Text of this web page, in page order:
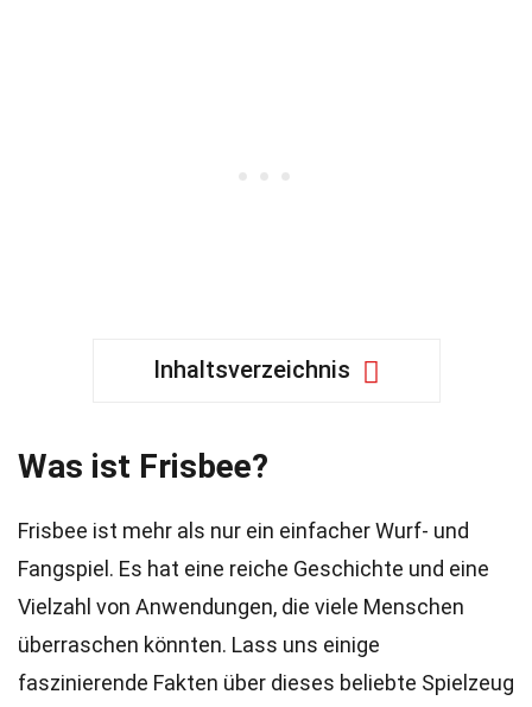
Inhaltsverzeichnis
Was ist Frisbee?
Frisbee ist mehr als nur ein einfacher Wurf- und
Fangspiel. Es hat eine reiche Geschichte und eine
Vielzahl von Anwendungen, die viele Menschen
überraschen könnten. Lass uns einige
faszinierende Fakten über dieses beliebte Spielzeug